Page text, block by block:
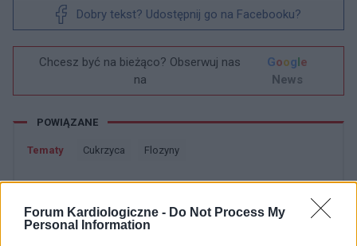
Forum Kardiologiczne - Do Not Process My
Personal Information
Dobry tekst? Udostępnij go na Facebooku?
Chcesz być na bieżąco? Obserwuj nas
na
Google
News
POWIĄZANE
Tematy Cukrzyca Flozyny
Cukrzyca insulinoniezależna Cukrzyca insulinozależna